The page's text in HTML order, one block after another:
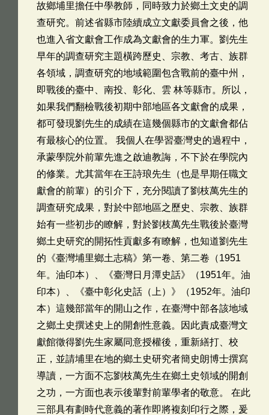
故鄉埔里擔任中學教師，同時致力於鄉土文史的調
查研究。前述省縣市陸續成立文獻委員會之後，他
也進入省文獻會工作成為文獻會的生力軍。劉先生
早年的調查研究主題橫跨歷史、宗教、考古、族群
各領域，調查研究的地域範圍包含戰前的臺中州，
即戰後的臺中、南投、彰化、雲 林等縣市。所以，
如果我們翻檢戰後初期中部地區各文獻會的成果，
都可發現劉先生的成績在這幾個縣市的文獻會都佔
有最核心的位置。 我個人在學習臺灣史的過程中，
承蒙學院外前輩先進之啟迪教誨，不下於在學院內
的修業。尤其當年在王詩琅先生（也是早期任職文
獻會的前輩）的引介下，充分閱讀了劉枝萬先生的
調查研究成果，對於中部地區之歷史、宗教、族群
始有一些初步的瞭解，對於劉枝萬先生戰後於臺灣
鄉土史研究的開拓性貢獻多有瞭解，也知道劉先生
的《臺灣埔里鄉土志稿》第一卷、第二卷（1951
年。油印本）、《臺灣日月潭史話》（1951年。油
印本）、《臺中彰化史話（上）》（1952年。油印
本）這幾部當年的開山之作，在臺灣中部各該地域
之鄉土史撰述史上的開創性意義。因此責成臺灣文
獻館徵得劉先生家屬同意授權後，重新繕打、校
正，並請埔里在地的鄉土史研究者簡史朗博士撰寫
導讀，一方面不忘劉枝萬先生在鄉土史領域的開創
之功，一方面也表示後輩對前輩學者的敬意。 在此
三部具有劃時代意義的著作即將複刻印行之際，爰